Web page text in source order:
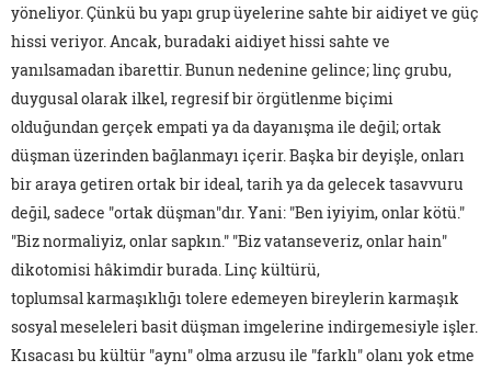
yöneliyor. Çünkü bu yapı grup üyelerine sahte bir aidiyet ve güç
hissi veriyor. Ancak, buradaki aidiyet hissi sahte ve
yanılsamadan ibarettir. Bunun nedenine gelince; linç grubu,
duygusal olarak ilkel, regresif bir örgütlenme biçimi
olduğundan gerçek empati ya da dayanışma ile değil; ortak
düşman üzerinden bağlanmayı içerir. Başka bir deyişle, onları
bir araya getiren ortak bir ideal, tarih ya da gelecek tasavvuru
değil, sadece "ortak düşman"dır. Yani: "Ben iyiyim, onlar kötü."
"Biz normaliyiz, onlar sapkın." "Biz vatanseveriz, onlar hain"
dikotomisi hâkimdir burada. Linç kültürü,
toplumsal karmaşıklığı tolere edemeyen bireylerin karmaşık
sosyal meseleleri basit düşman imgelerine indirgemesiyle işler.
Kısacası bu kültür "aynı" olma arzusu ile "farklı" olanı yok etme